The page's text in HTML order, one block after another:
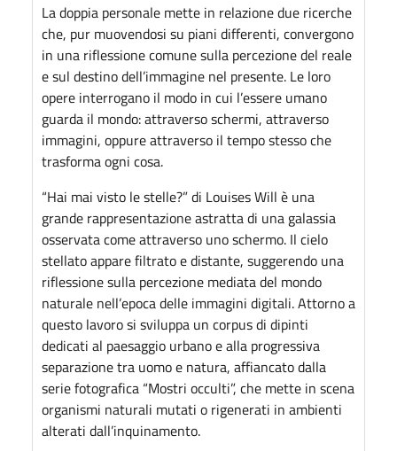
La doppia personale mette in relazione due ricerche
che, pur muovendosi su piani differenti, convergono
in una riflessione comune sulla percezione del reale
e sul destino dell’immagine nel presente. Le loro
opere interrogano il modo in cui l’essere umano
guarda il mondo: attraverso schermi, attraverso
immagini, oppure attraverso il tempo stesso che
trasforma ogni cosa.
“Hai mai visto le stelle?” di Louises Will è una
grande rappresentazione astratta di una galassia
osservata come attraverso uno schermo. Il cielo
stellato appare filtrato e distante, suggerendo una
riflessione sulla percezione mediata del mondo
naturale nell’epoca delle immagini digitali. Attorno a
questo lavoro si sviluppa un corpus di dipinti
dedicati al paesaggio urbano e alla progressiva
separazione tra uomo e natura, affiancato dalla
serie fotografica “Mostri occulti”, che mette in scena
organismi naturali mutati o rigenerati in ambienti
alterati dall’inquinamento.